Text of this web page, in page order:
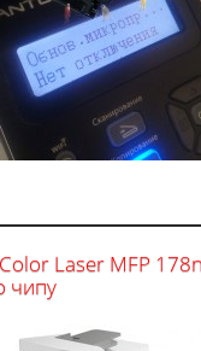
Laser MFP
чипу